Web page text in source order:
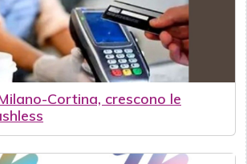
Cortina, crescono le